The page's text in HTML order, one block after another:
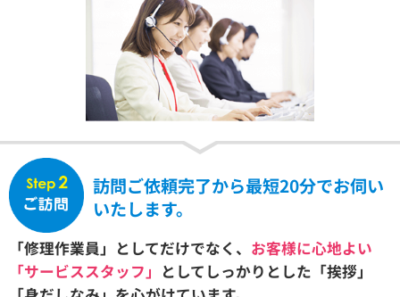
訪問ご依頼完了から最短20分でお伺い
いたします。
「修理作業員」としてだけでなく、 お客様に心地よい
「サービススタッフ」 としてしっかりとした「挨拶」